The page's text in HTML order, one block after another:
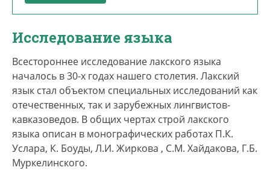
Исследование языка
Всестороннее исследование лакского языка
началось в 30-х годах нашего столетия. Лакский
язык стал объектом специальных исследований как
отечественных, так и зарубежных лингвистов-
кавказоведов. В общих чертах строй лакского
языка описан в монографических работах П.К.
Услара, К. Боуды, Л.И. Жиркова , С.М. Хайдакова, Г.Б.
Муркелинского.